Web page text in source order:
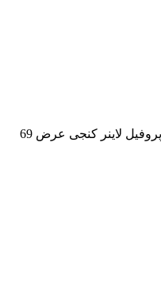
پروفیل لاینر کنجی عرض 69